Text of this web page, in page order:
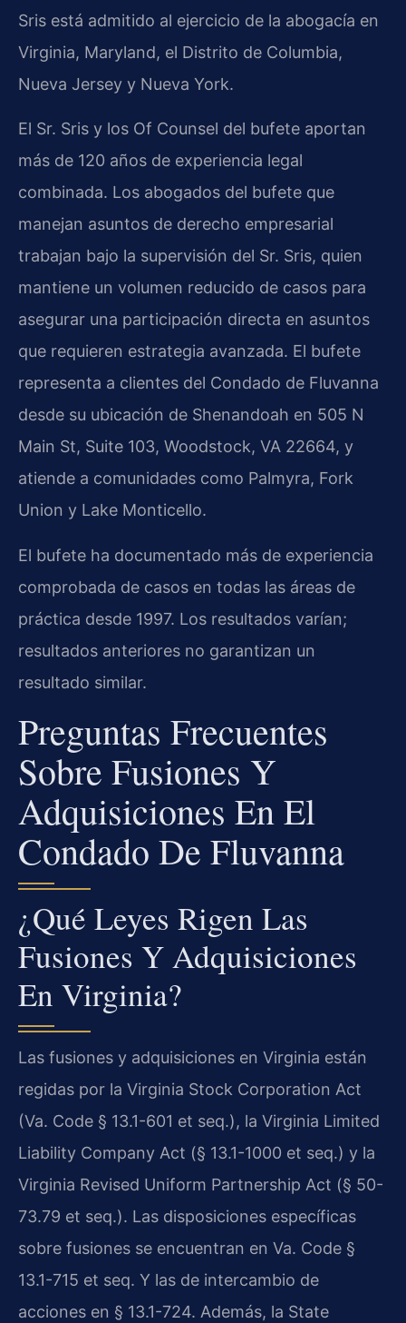
Sris está admitido al ejercicio de la abogacía en
Virginia, Maryland, el Distrito de Columbia,
Nueva Jersey y Nueva York.
El Sr. Sris y los Of Counsel del bufete aportan
más de 120 años de experiencia legal
combinada. Los abogados del bufete que
manejan asuntos de derecho empresarial
trabajan bajo la supervisión del Sr. Sris, quien
mantiene un volumen reducido de casos para
asegurar una participación directa en asuntos
que requieren estrategia avanzada. El bufete
representa a clientes del Condado de Fluvanna
desde su ubicación de Shenandoah en 505 N
Main St, Suite 103, Woodstock, VA 22664, y
atiende a comunidades como Palmyra, Fork
Union y Lake Monticello.
El bufete ha documentado más de experiencia
comprobada de casos en todas las áreas de
práctica desde 1997. Los resultados varían;
resultados anteriores no garantizan un
resultado similar.
Preguntas Frecuentes
Sobre Fusiones Y
Adquisiciones En El
Condado De Fluvanna
¿Qué Leyes Rigen Las
Fusiones Y Adquisiciones
En Virginia?
Las fusiones y adquisiciones en Virginia están
regidas por la Virginia Stock Corporation Act
(Va. Code § 13.1-601 et seq.), la Virginia Limited
Liability Company Act (§ 13.1-1000 et seq.) y la
Virginia Revised Uniform Partnership Act (§ 50-
73.79 et seq.). Las disposiciones específicas
sobre fusiones se encuentran en Va. Code §
13.1-715 et seq. Y las de intercambio de
acciones en § 13.1-724. Además, la State